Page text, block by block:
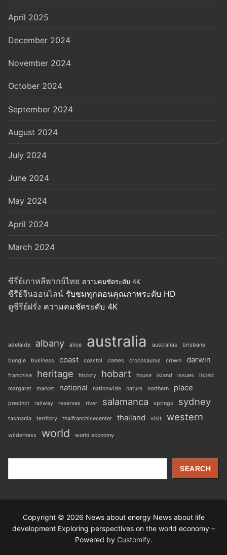
April 2025
December 2024
November 2024
October 2024
September 2024
August 2024
July 2024
June 2024
May 2024
April 2024
March 2024
ซีรี่ย์เกาหลีพากย์ไทย ความคมชัดระดับ 4K
ซีรีย์จีนออนไลน์ รับชมทุกตอนคุณภาพระดับ HD
ดูซีรีย์ฝรั่ง ความคมชัดระดับ 4K
adelaide albany alice australia australias brisbane
bungle business coast coastal comes crocosaurus crown darwin
franchise heritage history hobart house island issues
listed
margaret
market national nationwide nature northern place
precinct railway reserves river salamanca springs sydney
tasmania territory thaifranchisecenter thailand visit western
wilderness world world economy
SEARCH
Copyright © 2026 News about energy News about life
development Exploring perspectives on the world economy –
Powered by Customify.